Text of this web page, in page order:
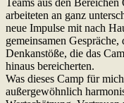
arbeiteten an ganz
neue Impulse mit nach
gemeinsamen
Denkanstöße, die das
hinaus bereicherten.
Was dieses Camp für
außergewöhnlich